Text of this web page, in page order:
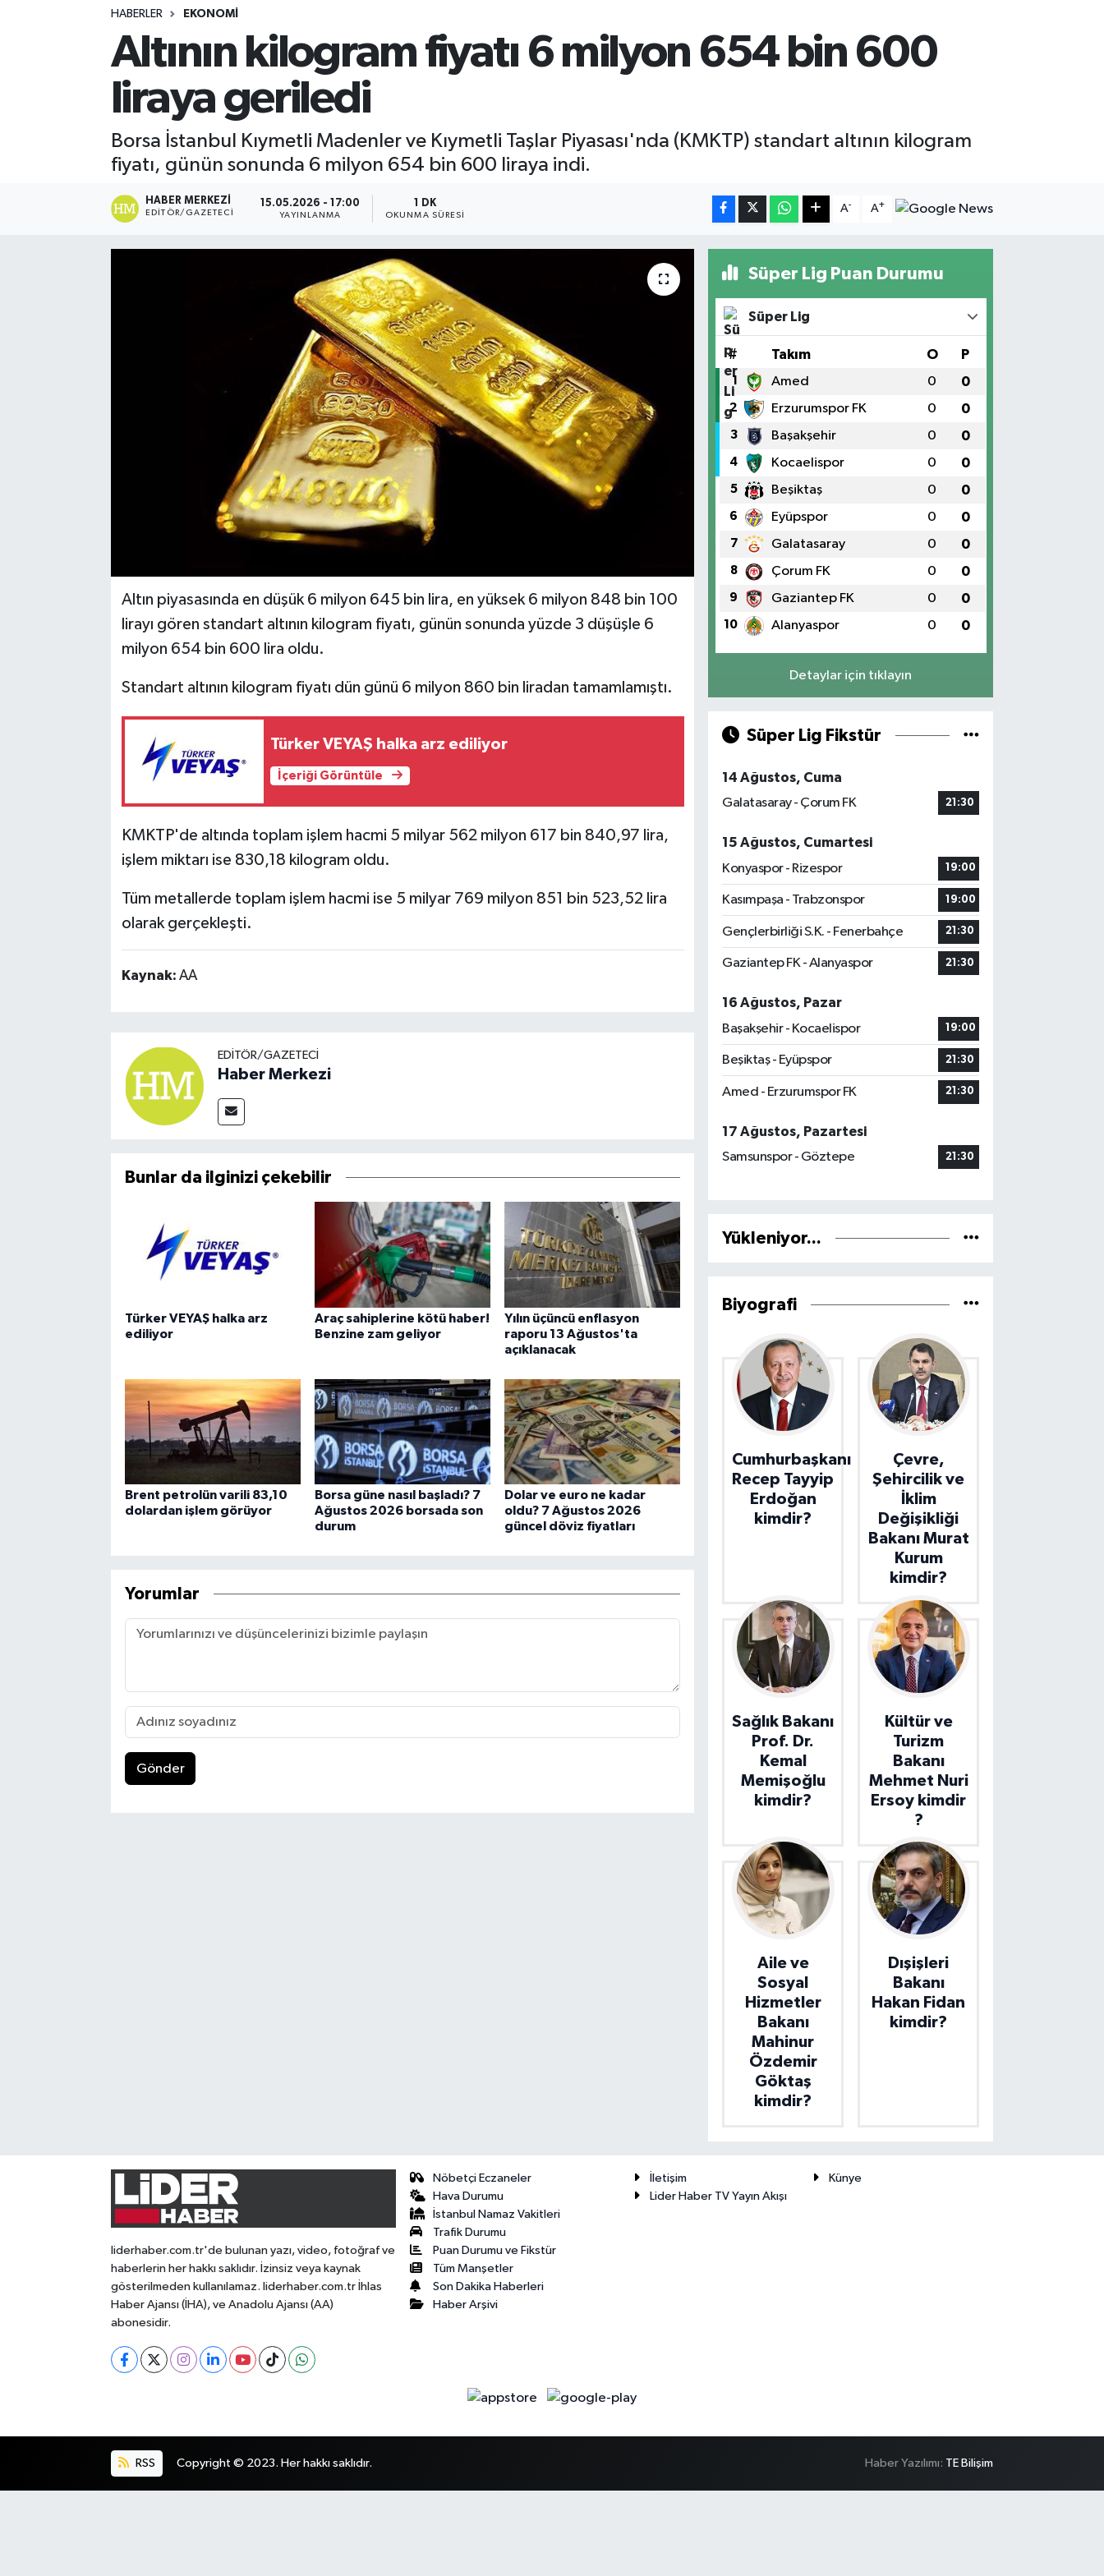
HABERLER EKONOMI
Altının kilogram fiyatı 6 milyon 654 bin 600
liraya geriledi
Borsa İstanbul Kıymetli Madenler ve Kıymetli Taşlar Piyasası'nda (KMKTP) standart altının kilogram
fiyatı, günün sonunda 6 milyon 654 bin 600 liraya indi.
HABER MERKEZI
EDITÖR/GAZETECI
15.05.2026 - 17:00
YAYINLANMA
1 DK
OKUNMA SÜRESI
A- A+
Altın piyasasında en düşük 6 milyon 645 bin lira, en yüksek 6 milyon 848 bin 100
lirayı gören standart altının kilogram fiyatı, günün sonunda yüzde 3 düşüşle 6
milyon 654 bin 600 lira oldu.
Standart altının kilogram fiyatı dün günü 6 milyon 860 bin liradan tamamlamıştı.
Türker VEYAŞ halka arz ediliyor
İçeriği Görüntüle
KMKTP'de altında toplam işlem hacmi 5 milyar 562 milyon 617 bin 840,97 lira,
işlem miktarı ise 830,18 kilogram oldu.
Tüm metallerde toplam işlem hacmi ise 5 milyar 769 milyon 851 bin 523,52 lira
olarak gerçekleşti.
Kaynak: AA
EDITÖR/GAZETECI
Haber Merkezi
Bunlar da ilginizi çekebilir
Türker VEYAŞ halka arz
ediliyor
Araç sahiplerine kötü haber!
Benzine zam geliyor
Yılın üçüncü enflasyon
raporu 13 Ağustos'ta
açıklanacak
Brent petrolün varili 83,10
dolardan işlem görüyor
Borsa güne nasıl başladı? 7
Ağustos 2026 borsada son
durum
Dolar ve euro ne kadar
oldu? 7 Ağustos 2026
güncel döviz fiyatları
Yorumlar
Gönder
Süper Lig Puan Durumu
Süper Lig
# Takım O P
1 Amed 0 0
2 Erzurumspor FK 0 0
3 Başakşehir 0 0
4 Kocaelispor 0 0
5 Beşiktaş 0 0
6 Eyüpspor 0 0
7 Galatasaray 0 0
8 Çorum FK 0 0
9 Gaziantep FK 0 0
10 Alanyaspor 0 0
Detaylar için tıklayın
Süper Lig Fikstür
14 Ağustos, Cuma
Galatasaray - Çorum FK
21:30
15 Ağustos, Cumartesi
Konyaspor - Rizespor
19:00
Kasımpaşa - Trabzonspor 19:00
Gençlerbirliği S.K. - Fenerbahçe 21:30
Gaziantep FK - Alanyaspor 21:30
16 Ağustos, Pazar
Başakşehir - Kocaelispor
19:00
Beşiktaş - Eyüpspor 21:30
Amed - Erzurumspor FK 21:30
17 Ağustos, Pazartesi
Samsunspor - Göztepe
21:30
Yükleniyor...
Biyografi
Cumhurbaşkanı
Recep Tayyip
Erdoğan
kimdir?
Çevre,
Şehircilik ve
İklim
Değişikliği
Bakanı Murat
Kurum
kimdir?
Sağlık Bakanı
Prof. Dr.
Kemal
Memişoğlu
kimdir?
Kültür ve
Turizm
Bakanı
Mehmet Nuri
Ersoy kimdir
?
Aile ve
Sosyal
Hizmetler
Bakanı
Mahinur
Özdemir
Göktaş
kimdir?
Dışişleri
Bakanı
Hakan Fidan
kimdir?
liderhaber.com.tr'de bulunan yazı, video, fotoğraf ve
haberlerin her hakkı saklıdır. İzinsiz veya kaynak
gösterilmeden kullanılamaz. liderhaber.com.tr İhlas
Haber Ajansı (İHA), ve Anadolu Ajansı (AA)
abonesidir.
Nöbetçi Eczaneler
Hava Durumu
İstanbul Namaz Vakitleri
Trafik Durumu
Puan Durumu ve Fikstür
Tüm Manşetler
Son Dakika Haberleri
Haber Arşivi
İletişim
Künye
Lider Haber TV Yayın Akışı
RSS Copyright © 2023. Her hakkı saklıdır. Haber Yazılımı: TE Bilişim
Kültür - Sanat
Lider Haber TV Canlı Yayın izle